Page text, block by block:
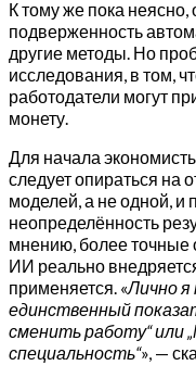
К тому же пока
подверженность
другие методы. Но
исследования, в том,
работодатели могут
монету.
Для начала
следует опираться на
моделей, а не одной, и
неопределённость
мнению, более точные
ИИ реально
применяется. «Лично я
единственный
сменить работу“ или
специальность“», —